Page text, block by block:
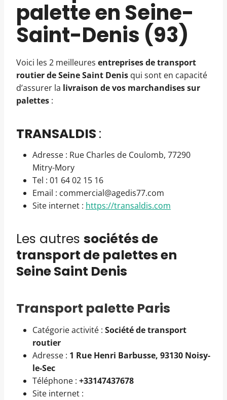
palette en Seine-
Saint-Denis (93)
Voici les 2 meilleures entreprises de transport
routier de Seine Saint Denis qui sont en capacité
d’assurer la livraison de vos marchandises sur
palettes :
TRANSALDIS :
Adresse : Rue Charles de Coulomb, 77290
Mitry-Mory
Tel : 01 64 02 15 16
Email : commercial@agedis77.com
Site internet : https://transaldis.com
Les autres sociétés de
transport de palettes en
Seine Saint Denis
Transport palette Paris
Catégorie activité : Société de transport
routier
Adresse : 1 Rue Henri Barbusse, 93130 Noisy-
le-Sec
Téléphone : +33147437678
Site internet :